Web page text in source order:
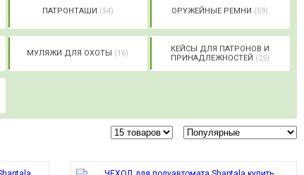
ПАТРОНТАШИ (54) ОРУЖЕЙНЫЕ РЕМНИ (59)
МУЛЯЖИ ДЛЯ ОХОТЫ (16)
КЕЙСЫ ДЛЯ ПАТРОНОВ И
ПРИНАДЛЕЖНОСТЕЙ (25)